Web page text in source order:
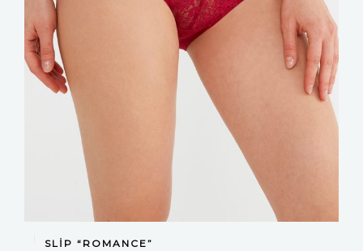
SLIP “ROMANCE”